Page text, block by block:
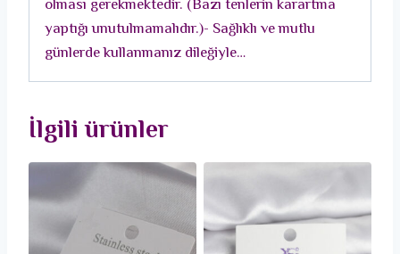
olması gerekmektedir. (Bazı tenlerin karartma
yaptığı unutulmamalıdır.)- Sağlıklı ve mutlu
günlerde kullanmanız dileğiyle…
İlgili ürünler